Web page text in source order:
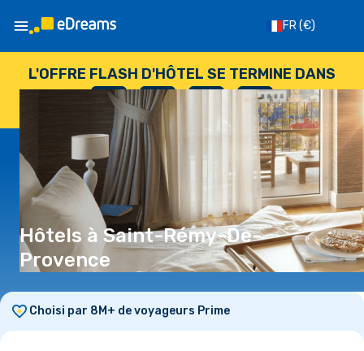
FR(€)
L'OFFRE FLASH D'HÔTEL SE TERMINE DANS
--
JOURS
: --
HEURES
: --
SECONDES
Hôtels à Saint-Rémy-De-
Provence
Choisi par 8M+ de voyageurs Prime